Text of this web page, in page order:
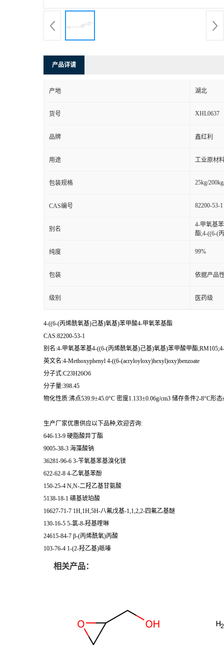
产品详请
产地 湖北
货号 XHL0637
品牌 鑫红利
用途 工业原材
包装规格 25kg/
CAS编号 82200-53-1
别名
4-甲氧基
酯;4-((6-(
纯度 99%
包装 依据产品
级别 医药级
4-((6-(丙烯酰氧基)己基)氧基)苯甲酸4-甲氧苯基酯
CAS:82200-53-1
别名:4-甲氧基苯基4-((6-(丙烯酰氧基)己基)氧基)苯甲酸甲酯
英文名:4-Methoxyphenyl 4-((6-(acryloyloxy)hexyl)oxy)benzoate
分子式:C23H26O6
分子量:398.45
物化性质:沸点539.9±45.0°C 密度1.133±0.06g/cm3 储存条件2-8°C形态
生产厂家优惠供应以下品种,欢迎咨询:
646-13-9 硬脂酸异丁酯
9005-38-3 海藻酸钠
36281-96-6 3-苄氧基苯基溴化镁
622-62-8 4-乙氧基苯酚
150-25-4 N,N-二羟乙基甘氨酸
5138-18-1 磺基琥珀酸
16627-71-7 1H,1H,5H-八氟戊基-1,1,2,2-四氟乙基醚
130-16-5 5-氯-8-羟基喹啉
24615-84-7 β-(丙烯酰氧)丙酸
103-76-4 1-(2-羟乙基)哌嗪
相关产品：